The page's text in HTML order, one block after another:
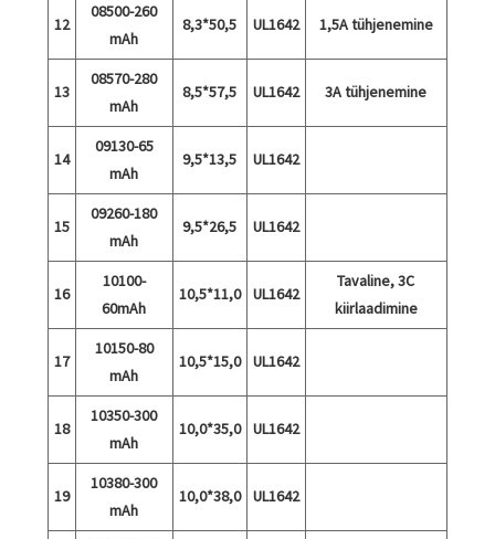
12
08500-260
mAh
8,3*50,5 UL1642 1,5A tühjenemine
13
08570-280
mAh
8,5*57,5 UL1642 3A tühjenemine
14
09130-65
mAh
9,5*13,5 UL1642
15
09260-180
mAh
9,5*26,5 UL1642
16
10100-
60mAh
10,5*11,0 UL1642
Tavaline, 3C
kiirlaadimine
17
10150-80
mAh
10,5*15,0 UL1642
18
10350-300
mAh
10,0*35,0 UL1642
19
10380-300
mAh
10,0*38,0 UL1642